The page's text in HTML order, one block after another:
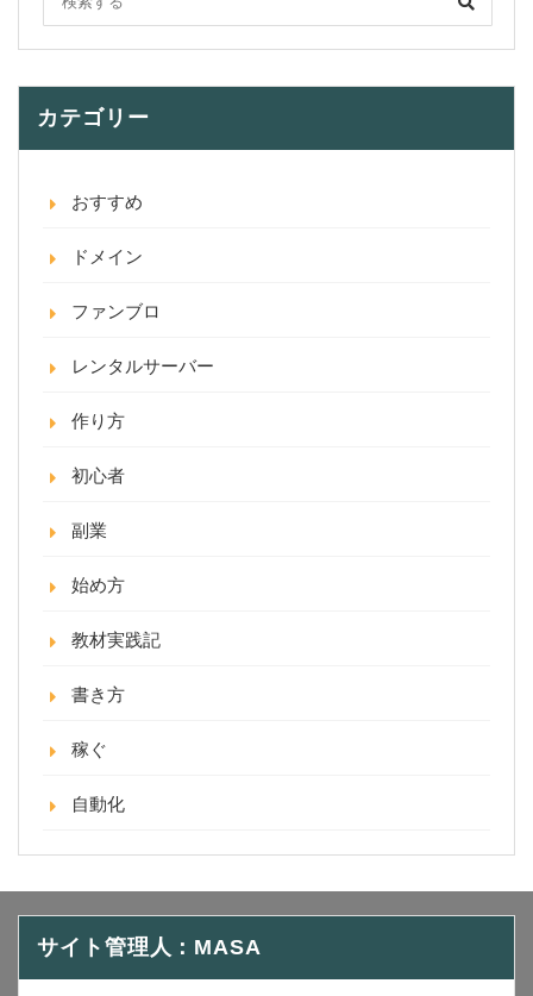
カテゴリー
おすすめ
ドメイン
ファンブロ
レンタルサーバー
作り方
初心者
副業
始め方
教材実践記
書き方
稼ぐ
自動化
サイト管理人：MASA